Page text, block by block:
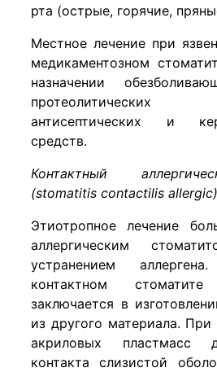
рта (острые, горячие,
Местное лечение при
медикаментозном
назначении
антисептических и
средств.
Контактный
(stomatitis contactilis allergic)
Этиотропное лечение
аллергическим
устранением
контактном
заключается в
из другого материала. При
акриловых пластмасс
контакта слизистой